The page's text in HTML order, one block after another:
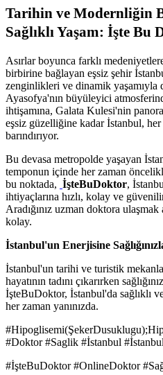
Tarihin ve Modernliğin
Sağlıklı Yaşam: İşte Bu
Asırlar boyunca farklı
birbirine bağlayan eşsiz şehir
zenginlikleri ve dinamik yaşamıyla
Ayasofya'nın büyüleyici
ihtişamına, Galata Kulesi'nin
eşsiz güzelliğine kadar İstanbul,
barındırıyor.
Bu devasa metropolde yaşayan
temponun içinde her zaman
bu noktada, İşteBuDoktor,
ihtiyaçlarına hızlı, kolay ve
Aradığınız uzman doktora
kolay.
İstanbul'un Enerjisine
İstanbul'un tarihi ve turistik
hayatının tadını çıkarırken
İşteBuDoktor, İstanbul'da sağlıklı
her zaman yanınızda.
#Doktor #Saglik #İstanbul
#İşteBuDoktor #OnlineDoktor